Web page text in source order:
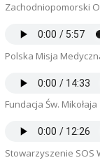
Zachodniopomorski
Polska Misja
Fundacja Św. Mikołaja
Stowarzyszenie SOS